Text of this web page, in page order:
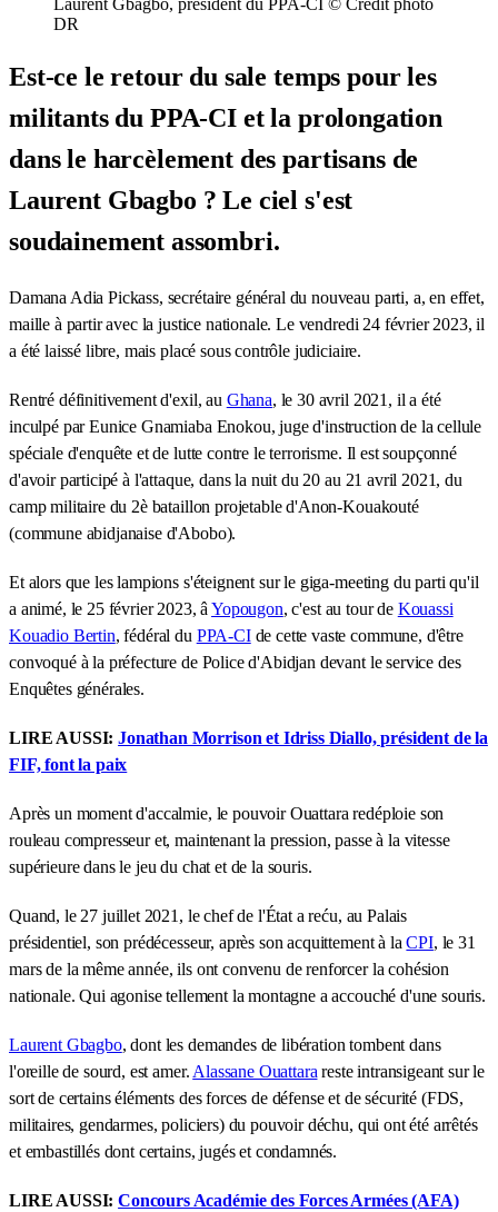
DR
Est-ce le retour du sale temps pour les
militants du PPA-CI et la prolongation
dans le harcèlement des partisans de
Laurent Gbagbo ? Le ciel s'est
soudainement assombri.
Damana Adia Pickass, secrétaire général du nouveau parti, a, en effet,
maille à partir avec la justice nationale. Le vendredi 24 février 2023, il
a été laissé libre, mais placé sous contrôle judiciaire.
Rentré définitivement d'exil, au Ghana, le 30 avril 2021, il a été
inculpé par Eunice Gnamiaba Enokou, juge d'instruction de la cellule
spéciale d'enquête et de lutte contre le terrorisme. Il est soupçonné
d'avoir participé à l'attaque, dans la nuit du 20 au 21 avril 2021, du
camp militaire du 2è bataillon projetable d'Anon-Kouakouté
(commune abidjanaise d'Abobo).
Et alors que les lampions s'éteignent sur le giga-meeting du parti qu'il
a animé, le 25 février 2023, âYopougon, c'est au tour de Kouassi
Kouadio Bertin, fédéral du PPA-CIde cette vaste commune, d'être
convoqué à la préfecture de Police d'Abidjan devant le service des
Enquêtes générales.
LIRE AUSSI:Jonathan Morrison et Idriss Diallo, président de la
FIF, font la paix
Après un moment d'accalmie, le pouvoir Ouattara redéploie son
rouleau compresseur et, maintenant la pression, passe à la vitesse
supérieure dans le jeu du chat et de la souris.
Quand, le 27 juillet 2021, le chef de l'État a reću, au Palais
présidentiel, son prédécesseur, après son acquittement à laCPI, le 31
mars de la même année, ils ont convenu de renforcer la cohésion
nationale. Qui agonise tellement la montagne a accouché d'une souris.
Laurent Gbagbo, dont les demandes de libération tombent dans
l'oreille de sourd, est amer. Alassane Ouattara reste intransigeant sur le
sort de certains éléments des forces de défense et de sécurité (FDS,
militaires, gendarmes, policiers) du pouvoir déchu, qui ont été arrêtés
et embastillés dont certains, jugés et condamnés.
LIRE AUSSI:Concours Académie des Forces Armées (AFA)